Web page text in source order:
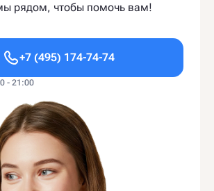
рядом, чтобы помочь вам!
+7 (495) 174-74-74
- 21:00